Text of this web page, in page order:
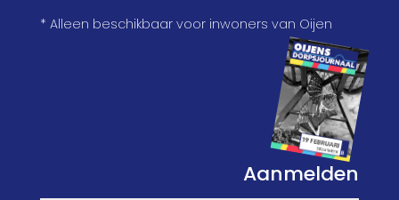
* Alleen beschikbaar voor inwoners van Oijen
Aanmelden